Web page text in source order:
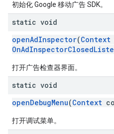
初始化 Google 移动广告 SDK。
static void
openAdInspector(Context
打开广告检查器界面。
static void
openDebugMenu(Context
打开调试菜单。